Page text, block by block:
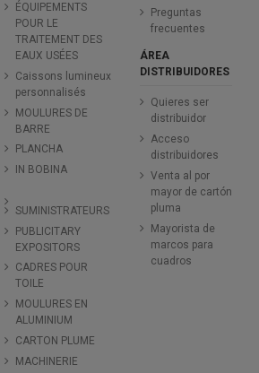
ÉQUIPEMENTS
POUR LE
TRAITEMENT DES
EAUX USÉES
Caissons lumineux
personnalisés
MOULURES DE
BARRE
PLANCHA
IN BOBINA
SUMINISTRATEURS
PUBLICITARY
EXPOSITORS
CADRES POUR
TOILE
MOULURES EN
ALUMINIUM
CARTON PLUME
MACHINERIE
Preguntas
frecuentes
ÁREA
DISTRIBUIDORES
Quieres ser
distribuidor
Acceso
distribuidores
Venta al por
mayor de cartón
pluma
Mayorista de
marcos para
cuadros